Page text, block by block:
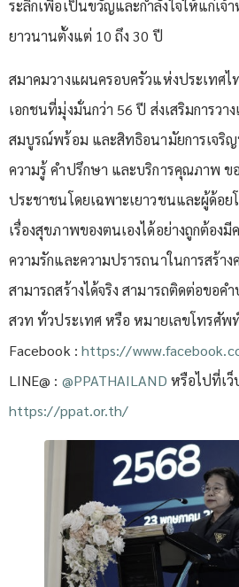
ระลึกเพื่อเป็นขวัญและกำลังใจให้แก่เ
ยาวนานตั้งแต่ 10 ถึง 30 ปี
สมาคมวางแผนครอบครัวแห่งประเทศ
เอกชนที่มุ่งมั่นกว่า 56 ปี ส่งเสริมการวา
สมบูรณ์พร้อม และสิทธิอนามัยการเจริ
ความรู้ คำปรึกษา และบริการคุณภาพ ข
ประชาชนโดยเฉพาะเยาวชนและผู้ด้อย
เรื่องสุขภาพของตนเองได้อย่างถูกต้อง
ความรักและความปรารถนาในการสร้า
สามารถสร้างได้จริง สามารถติดต่อขอค
สวท ทั่วประเทศ หรือ หมายเลขโทรศัพ
Facebook : https://
LINE@ : @PPATHAILAND หรือไปที่เว็
https://ppat.or.th/